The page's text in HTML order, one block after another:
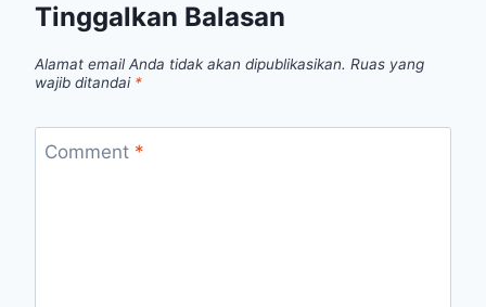
Tinggalkan Balasan
Alamat email Anda tidak akan dipublikasikan. Ruas yang
wajib ditandai *
Comment *